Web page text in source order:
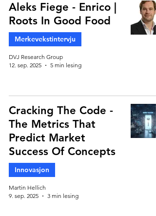
Aleks Fiege - Enrico |
Roots In Good Food
Merkevekstintervju
DVJ Research Group
12. sep. 2025
5 min lesing
Cracking The Code -
The Metrics That
Predict Market
Success Of Concepts
Innovasjon
Martin Hellich
9. sep. 2025
3 min lesing